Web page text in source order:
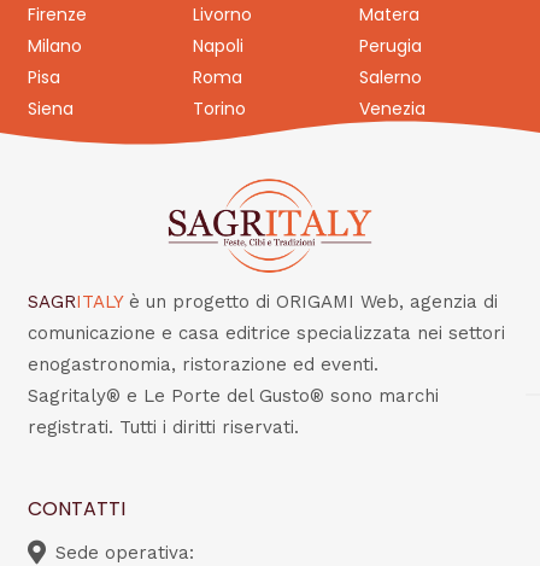
Firenze
Livorno
Matera
Milano
Napoli
Perugia
Pisa
Roma
Salerno
Siena
Torino Venezia
SAGRITALY è un progetto di ORIGAMI Web, agenzia di
comunicazione e casa editrice specializzata nei settori
enogastronomia, ristorazione ed eventi.
Sagritaly® e Le Porte del Gusto® sono marchi
registrati. Tutti i diritti riservati.
CONTATTI
Sede operativa: